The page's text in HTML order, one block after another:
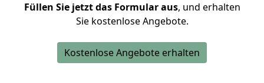
Füllen Sie jetzt das Formular aus, und erhalten
Sie kostenlose Angebote.
Kostenlose Angebote erhalten